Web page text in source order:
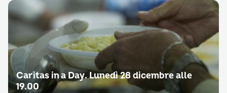
Caritas in a Day. Lunedì 28 dicembre alle
19.00